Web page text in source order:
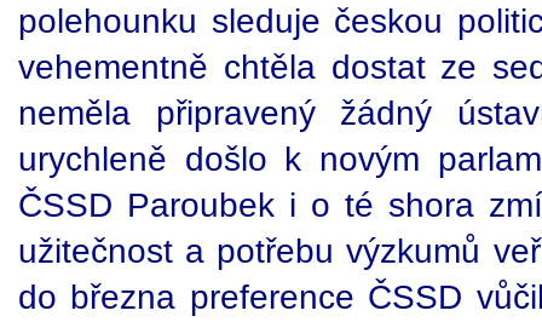
polehounku sleduje českou
vehementně chtěla dostat ze
neměla připravený žádný
urychleně došlo k novým
ČSSD Paroubek i o té shora
užitečnost a potřebu výzkumů
do března preference ČSSD